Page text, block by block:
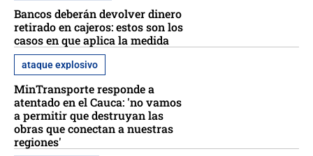
Bancos deberán devolver dinero
retirado en cajeros: estos son los
casos en que aplica la medida
ataque explosivo
MinTransporte responde a
atentado en el Cauca: 'no vamos
a permitir que destruyan las
obras que conectan a nuestras
regiones'